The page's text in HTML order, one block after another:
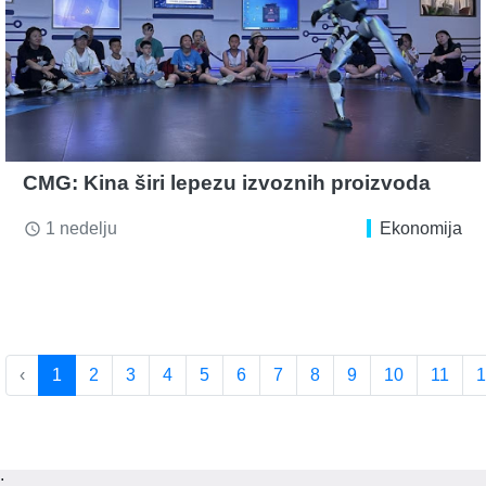
CMG: Kina širi lepezu izvoznih proizvoda
access_time 1 nedelju Ekonomija
‹ 1 2 3 4 5 6 7 8 9 10 11
;